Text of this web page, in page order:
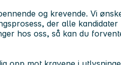
og krevende. Vi
der alle
hos oss, så kan du